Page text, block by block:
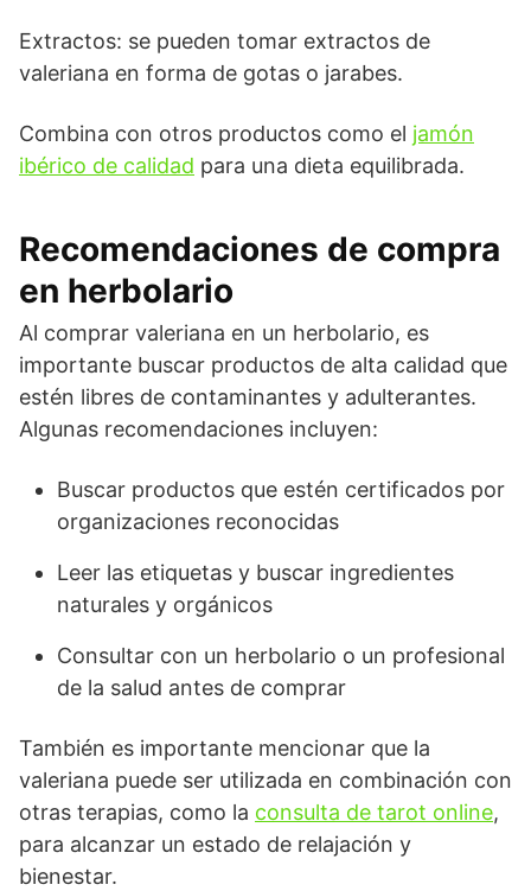
Extractos: se pueden tomar extractos de
valeriana en forma de gotas o jarabes.
Combina con otros productos como el jamón
ibérico de calidad para una dieta equilibrada.
Recomendaciones de compra
en herbolario
Al comprar valeriana en un herbolario, es
importante buscar productos de alta calidad que
estén libres de contaminantes y adulterantes.
Algunas recomendaciones incluyen:
Buscar productos que estén certificados por
organizaciones reconocidas
Leer las etiquetas y buscar ingredientes
naturales y orgánicos
Consultar con un herbolario o un profesional
de la salud antes de comprar
También es importante mencionar que la
valeriana puede ser utilizada en combinación con
otras terapias, como la consulta de tarot online,
para alcanzar un estado de relajación y
bienestar.